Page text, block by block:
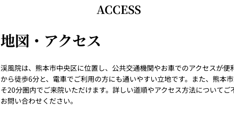
ACCESS
地図・アクセス
渓風院は、熊本市中央区に位置し、公共交通機関やお車でのアクセスが便
から徒歩6分と、電車でご利用の方にも通いやすい立地です。また、熊本
そ20分圏内でご来院いただけます。詳しい道順やアクセス方法について
お問い合わせください。